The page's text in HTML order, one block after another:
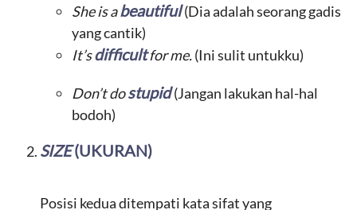
She is abeautiful(Dia adalah seorang gadis
yang cantik)
It’sdifficultfor me.(Ini sulit untukku)
Don’t dostupid(Jangan lakukan hal-hal
bodoh)
SIZE(UKURAN)
Posisi kedua ditempati kata sifat yang